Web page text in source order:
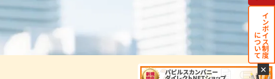
インボイス制度
について
✕